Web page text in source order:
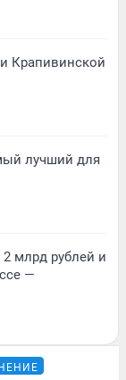
Крапивинской
лучший для
млрд рублей и
—